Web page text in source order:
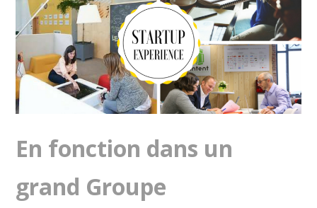
En fonction dans un
grand Groupe